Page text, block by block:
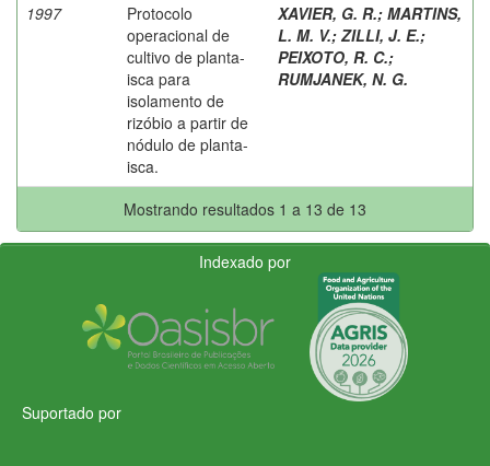
1997
Protocolo
operacional de
cultivo de planta-
isca para
isolamento de
rizóbio a partir de
nódulo de planta-
isca.
XAVIER, G. R.; MARTINS,
L. M. V.; ZILLI, J. E.;
PEIXOTO, R. C.;
RUMJANEK, N. G.
Mostrando resultados 1 a 13 de 13
Indexado por
Suportado por